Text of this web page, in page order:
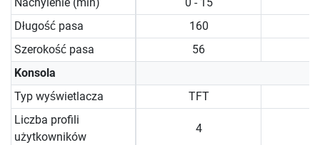
Nachylenie (min)
0 - 15
Długość pasa
160
Szerokość pasa
56
Konsola
Typ wyświetlacza
TFT
Liczba profili
użytkowników
4